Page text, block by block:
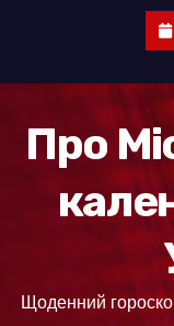
Про
Щоденний